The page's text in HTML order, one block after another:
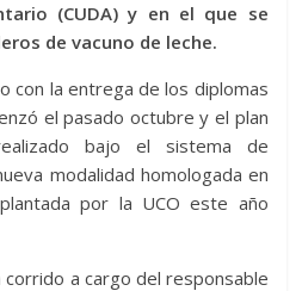
(CUDA) y en el que se
de vacuno de leche.
con la entrega de los diplomas
el pasado octubre y el plan
bajo el sistema de
modalidad homologada en
por la UCO este año
corrido a cargo del responsable